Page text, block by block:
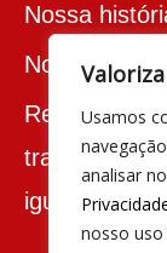
Usamos
analisar
nosso uso
Nossa
Nova marca
Relatório de
igualdade